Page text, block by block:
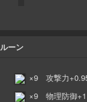
ルーン
×9 攻撃力
×9 物理防御+1